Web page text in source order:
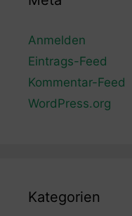
Anmelden
Eintrags-Feed
Kommentar-Feed
WordPress.org
Kategorien